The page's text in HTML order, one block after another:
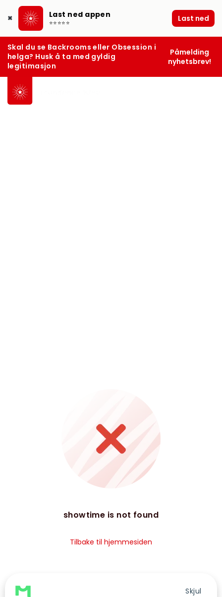
Skjul
✖ Last ned appen
⭐⭐⭐⭐⭐ Last ned
Skal du se Backrooms eller Obsession i
helga? Husk å ta med gyldig
legitimasjon
Påmelding
nyhetsbrev!
showtime is not found
Tilbake til hjemmesiden